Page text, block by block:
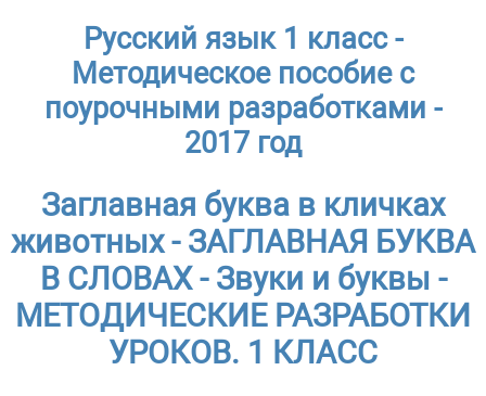
Русский язык 1 класс -
Методическое пособие с
поурочными разработками -
2017 год
Заглавная буква в кличках
животных - ЗАГЛАВНАЯ БУКВА
В СЛОВАХ - Звуки и буквы -
МЕТОДИЧЕСКИЕ РАЗРАБОТКИ
УРОКОВ. 1 КЛАСС